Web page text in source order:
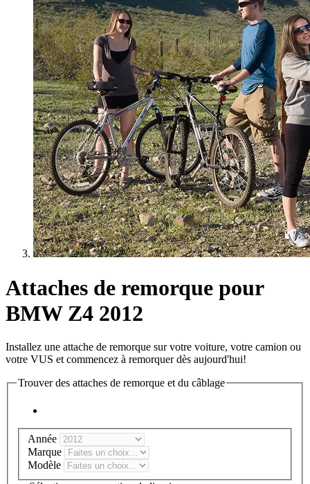
Attaches de remorque pour
BMW Z4 2012
Installez une attache de remorque sur votre voiture, votre camion ou
votre VUS et commencez à remorquer dès aujourd'hui!
Trouver des attaches de remorque et du câblage
Année
Marque
Modèle